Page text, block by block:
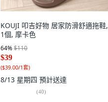
KOUJI 叩吉好物 居家防滑舒適拖鞋,
1個, 摩卡色
64%$110
$39
($39.00/1套)
8/13 星期四 預計送達
(40)